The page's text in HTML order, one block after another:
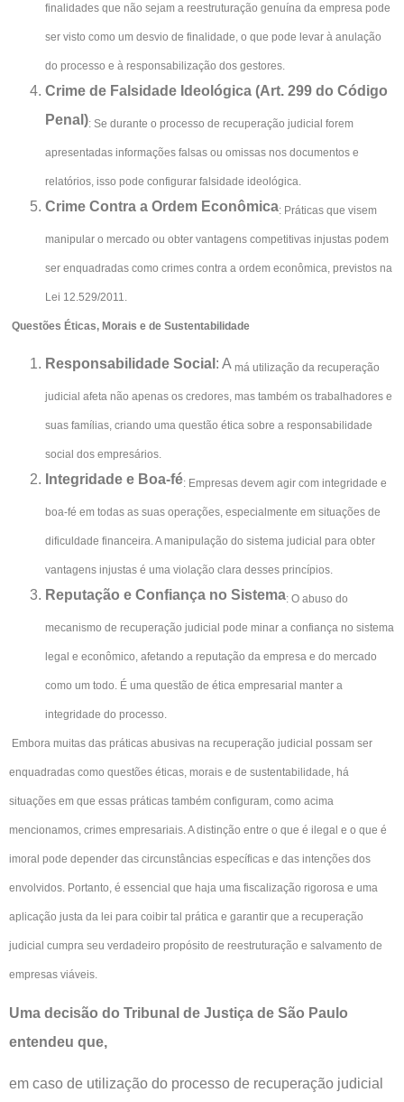
finalidades que não sejam a reestruturação genuína da empresa pode
ser visto como um desvio de finalidade, o que pode levar à anulação
do processo e à responsabilização dos gestores.
Crime de Falsidade Ideológica (Art. 299 do Código
Penal): Se durante o processo de recuperação judicial forem
apresentadas informações falsas ou omissas nos documentos e
relatórios, isso pode configurar falsidade ideológica.
Crime Contra a Ordem Econômica: Práticas que visem
manipular o mercado ou obter vantagens competitivas injustas podem
ser enquadradas como crimes contra a ordem econômica, previstos na
Lei 12.529/2011.
Questões Éticas, Morais e de Sustentabilidade
Responsabilidade Social : A má utilização da recuperação
judicial afeta não apenas os credores, mas também os trabalhadores e
suas famílias, criando uma questão ética sobre a responsabilidade
social dos empresários.
Integridade e Boa-fé: Empresas devem agir com integridade e
boa-fé em todas as suas operações, especialmente em situações de
dificuldade financeira. A manipulação do sistema judicial para obter
vantagens injustas é uma violação clara desses princípios.
Reputação e Confiança no Sistema: O abuso do
mecanismo de recuperação judicial pode minar a confiança no sistema
legal e econômico, afetando a reputação da empresa e do mercado
como um todo. É uma questão de ética empresarial manter a
integridade do processo.
Embora muitas das práticas abusivas na recuperação judicial possam ser
enquadradas como questões éticas, morais e de sustentabilidade, há
situações em que essas práticas também configuram, como acima
mencionamos, crimes empresariais. A distinção entre o que é ilegal e o que é
imoral pode depender das circunstâncias específicas e das intenções dos
envolvidos. Portanto, é essencial que haja uma fiscalização rigorosa e uma
aplicação justa da lei para coibir tal prática e garantir que a recuperação
judicial cumpra seu verdadeiro propósito de reestruturação e salvamento de
empresas viáveis.
Uma decisão do Tribunal de Justiça de São Paulo
entendeu que,
em caso de utilização do processo de recuperação judicial